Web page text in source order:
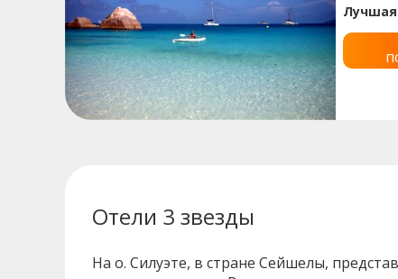
Отели 3 звезды
На о. Силуэте, в стране Сейшелы,